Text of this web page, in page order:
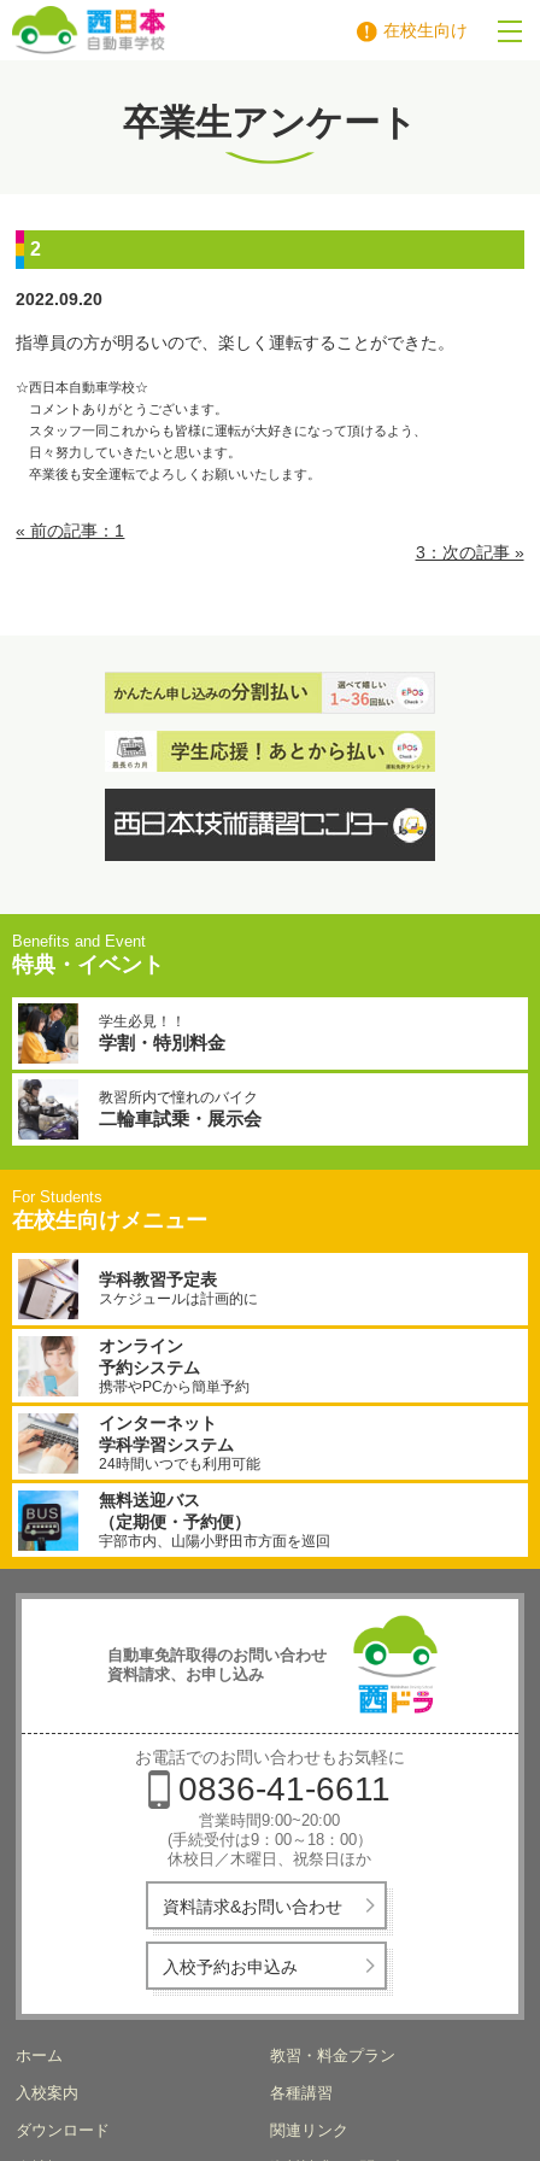
在校生向け
卒業生アンケート
2
2022.09.20
指導員の方が明るいので、楽しく運転することができた。
☆西日本自動車学校☆
コメントありがとうございます。
スタッフ一同これからも皆様に運転が大好きになって頂けるよう、
日々努力していきたいと思います。
卒業後も安全運転でよろしくお願いいたします。
« 前の記事：1
3：次の記事 »
特典・イベント
学生必見！！
学割・特別料金
教習所内で憧れのバイク
二輪車試乗・展示会
在校生向けメニュー
学科教習予定表
スケジュールは計画的に
オンライン
予約システム
携帯やPCから簡単予約
インターネット
学科学習システム
24時間いつでも利用可能
無料送迎バス
（定期便・予約便）
宇部市内、山陽小野田市方面を巡回
自動車免許取得のお問い合わせ
資料請求、お申し込み
西日本自動
車学校
お電話でのお問い合わせもお気軽に
0836-41-6611
営業時間9:00~20:00
(手続受付は9：00～18：00）
休校日／木曜日、祝祭日ほか
資料請求&お問い合わせ
入校予約お申込み
ホーム 教習・料金プラン
入校案内 各種講習
ダウンロード 関連リンク